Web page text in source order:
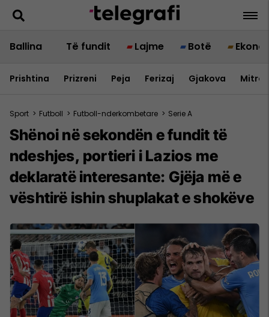
Ballina Të fundit Lajme Botë
Prishtina Prizreni Peja Ferizaj Gjakova
Sport > Futboll > Futboll-nderkombetare > Serie A
Shënoi në sekondën e fundit të
ndeshjes, portieri i Lazios me
deklaratë interesante: Gjëja më e
vështirë ishin shuplakat e shokëve